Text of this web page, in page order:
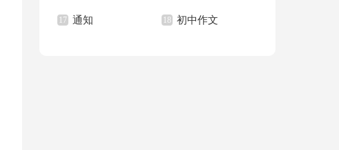
17 通知 18 初中作文